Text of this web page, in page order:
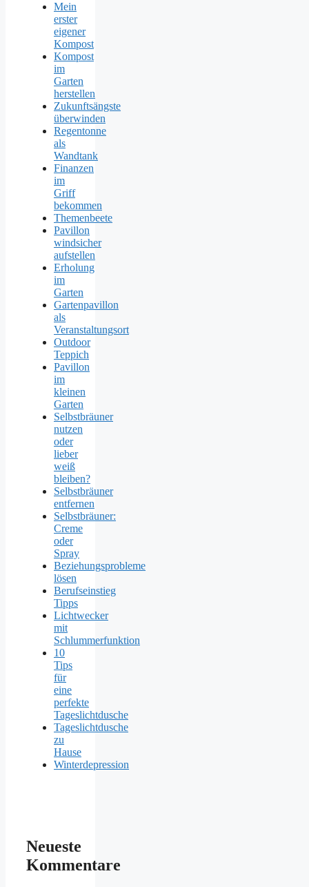
Mein
erster
eigener
Kompost
Kompost
im
Garten
herstellen
Zukunftsängste
überwinden
Regentonne
als
Wandtank
Finanzen
im
Griff
bekommen
Themenbeete
Pavillon
windsicher
aufstellen
Erholung
im
Garten
Gartenpavillon
als
Veranstaltungsort
Outdoor
Teppich
Pavillon
im
kleinen
Garten
Selbstbräuner
nutzen
oder
lieber
weiß
bleiben?
Selbstbräuner
entfernen
Selbstbräuner:
Creme
oder
Spray
Beziehungsprobleme
lösen
Berufseinstieg
Tipps
Lichtwecker
mit
Schlummerfunktion
10
Tips
für
eine
perfekte
Tageslichtdusche
Tageslichtdusche
zu
Hause
Winterdepression
Neueste
Kommentare